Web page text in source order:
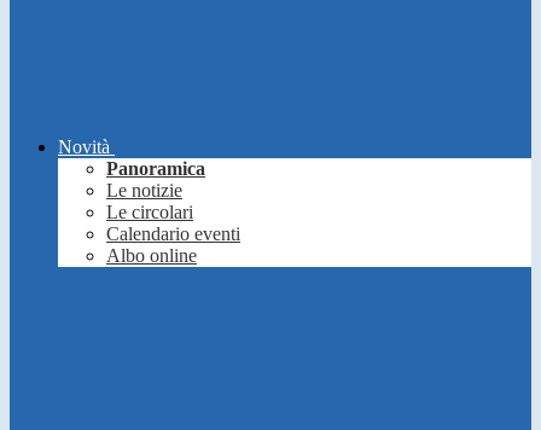
Novità
Panoramica
Le notizie
Le circolari
Calendario eventi
Albo online